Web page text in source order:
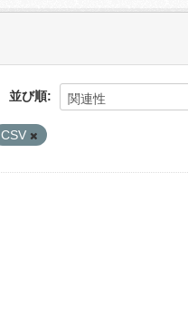
並び順
CSV